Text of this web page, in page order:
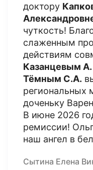
доктору
чуткость!
слаженным
действиям
Казанцевым
Тёмным С.А.
региональных
доченьку
В июне 2026
ремиссии!
наш ангел в
Сытина Елена